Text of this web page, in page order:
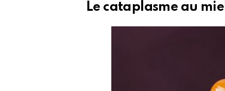
Le cataplasme au miel